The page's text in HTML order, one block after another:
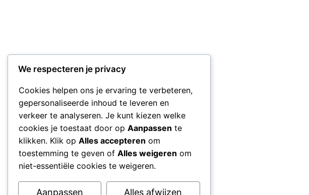
We respecteren je privacy
Cookies helpen ons je ervaring te verbeteren,
gepersonaliseerde inhoud te leveren en
verkeer te analyseren. Je kunt kiezen welke
cookies je toestaat door op Aanpassen te
klikken. Klik op Alles accepteren om
toestemming te geven of Alles weigeren om
niet-essentiële cookies te weigeren.
Aanpassen Alles afwijzen